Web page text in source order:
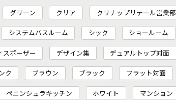
グリーン クリア クリナップリテール営業部
システムバスルーム シック ショールーム
スポーザー デザイン集 デュアルトップ対面
ク ブラウン ブラック フラット対面
ペニンシュラキッチン ホワイト マンション